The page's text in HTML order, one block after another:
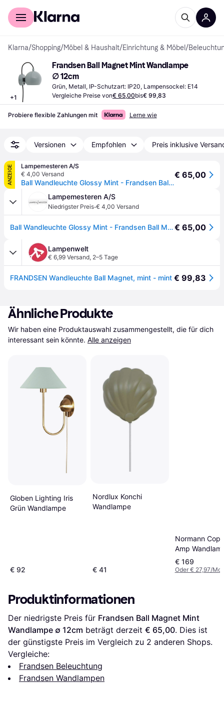
Für Shopper
Klarna/Shopping/Möbel & Haushalt/Einrichtung & Möbel /
+1
Frandsen Ball Magnet Mint Wandlampe
∅ 12cm
Grün, Metall, IP-Schutzart: IP20, Lampensockel: E14
Vergleiche Preise von€ 65,00bis€ 99,83
Probiere flexible Zahlungen mit Lerne wie
Versionen Empfohlen Preis inklusive
ANZEIGE
Lampemesteren A/S
€ 4,00 Versand
Ball Wandleuchte Glossy Mint - Frandsen Ball Magnet - Wohnzimmer - Design - Metall - Einflammig
€ 65,00
Lampemesteren A/S
Niedrigster Preis·€ 4,00 Versand
Ball Wandleuchte Glossy Mint - Frandsen Ball Magnet - Wohnzimmer - Design - Metall - Einflammig€ 65,00
Lampenwelt
€ 6,99 Versand, 2–5 Tage
FRANDSEN Wandleuchte Ball Magnet, mint - mint € 99,83
Ähnliche Produkte
Wir haben eine Produktauswahl zusammengestellt, die für dich
interessant sein könnte. Alle anzeigen
Globen Lighting Iris
Grün Wandlampe
€ 92
Nordlux Konchi
Wandlampe
€ 41
Normann
Amp
€ 169
Oder € 27,97/
Produktinformationen
Der niedrigste Preis für Frandsen Ball Magnet Mint
Wandlampe ∅ 12cm beträgt derzeit € 65,00. Dies ist
der günstigste Preis im Vergleich zu 2 anderen Shops.
Vergleiche:
Frandsen Beleuchtung
Frandsen Wandlampen